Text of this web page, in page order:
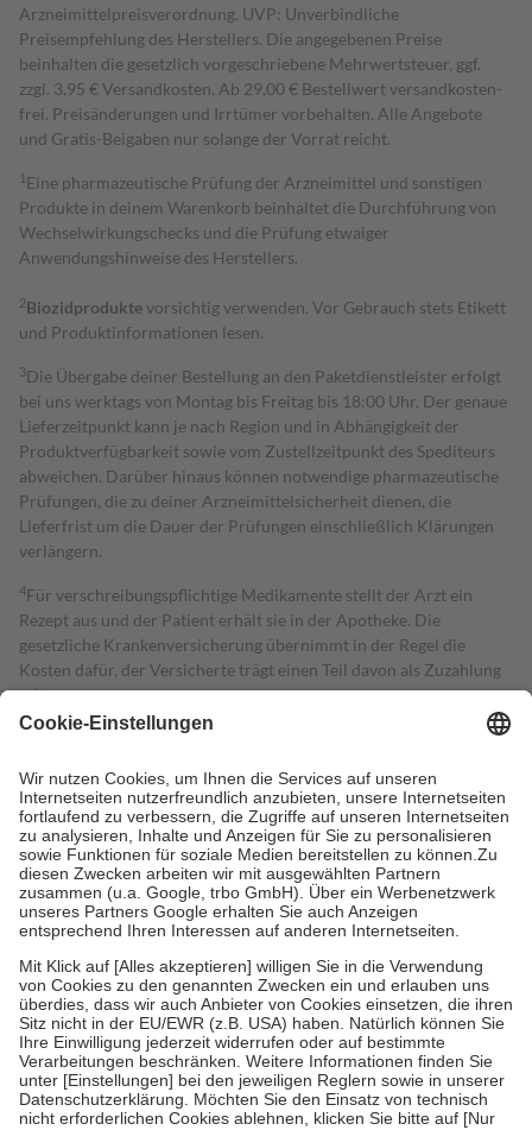
Arzneimittelpreisverordnung. UVP: Unverbindliche
Preisempfehlung des Herstellers. Die angegebenen Preise
beinhalten die gesetzlich vorgeschriebene Mehrwertsteuer, ggf.
zzgl. 3,95 € Versandkosten. Ab 29,00 € Bestell­wert versand­kosten­
frei. Preisänderungen und Irrtümer vorbehalten. Alle Angebote
und Gratis-Beigaben nur solange der Vorrat reicht.
1 Eine pharmazeutische Prüfung der Arzneimittel und sonstigen
Produkte in deinem Warenkorb beinhaltet die Durchführung von
Wechselwirkungschecks und die Prüfung etwaiger
Anwendungshinweise des Herstellers.
2Biozidproduktevorsichtig verwenden. Vor Gebrauch stets Etikett
und Produktinformationen lesen.
3Die Übergabe deiner Bestellung an den Paketdienstleister erfolgt
bei uns werktags von Montag bis Freitag bis 18:00 Uhr. Der genaue
Lieferzeitpunkt kann je nach Region und in Abhängigkeit der
Produktverfügbarkeit sowie vom Zustellzeitpunkt des Spediteurs
abweichen. Darüber hinaus können notwendige pharmazeutische
Prüfungen, die zu deiner Arzneimittelsicherheit dienen, die
Lieferfrist um die Dauer der Prüfungen einschließlich Klärungen
verlängern.
4Für verschreibungspflichtige Medikamente stellt der Arzt ein
Rezept aus und der Patient erhält sie in der Apotheke. Die
gesetzliche Krankenversicherung übernimmt in der Regel die
Kosten dafür, der Versicherte trägt einen Teil davon als Zuzahlung
mit.
Grundsätzlich leisten Mitglieder Zuzahlungen in Höhe von zehn
höchstens zehn Euro.
Es sind jedoch nie mehr als die tatsächlichen
Kosten der Leistung zu entrichten.
Diese Regeln gelten grundsätzlich auch für Online-Apotheken.
Bei Heilmitteln und häuslicher Krankenpflege beträgt die
Zuzahlung zehn Prozent der Kosten sowie zehn Euro je
Verordnung.
Um das Engagement der Versicherten für ihre eigene Gesundheit zu
stärken und die besondere Stellung der Familie zu unterstützen,
fallenkeine Zuzahlungenan bei:
• Kindern und Jugendlichen bis zum vollendeten 18. Lebensjahr
mit Ausnahme der Fahrkosten
• Untersuchungen zur Vorsorge und Früherkennung, die von der
GKV getragen werden
• empfohlenen Schutzimpfungen
• Harn- und Blutteststreifen